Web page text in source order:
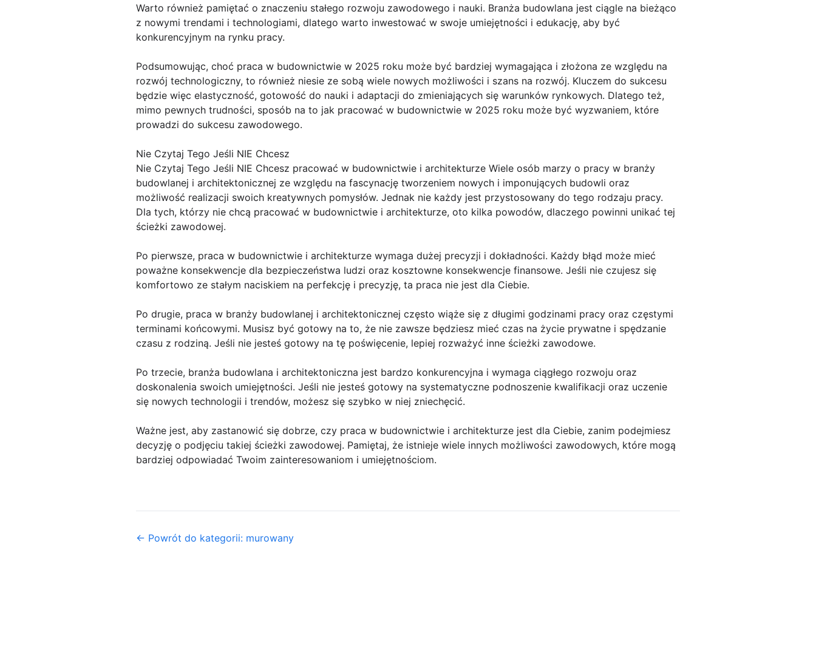
Warto również pamiętać o znaczeniu stałego rozwoju zawodowego i nauki. Branża budowlana jest ciągle na bieżąco
z nowymi trendami i technologiami, dlatego warto inwestować w swoje umiejętności i edukację, aby być
konkurencyjnym na rynku pracy.
Podsumowując, choć praca w budownictwie w 2025 roku może być bardziej wymagająca i złożona ze względu na
rozwój technologiczny, to również niesie ze sobą wiele nowych możliwości i szans na rozwój. Kluczem do sukcesu
będzie więc elastyczność, gotowość do nauki i adaptacji do zmieniających się warunków rynkowych. Dlatego też,
mimo pewnych trudności, sposób na to jak pracować w budownictwie w 2025 roku może być wyzwaniem, które
prowadzi do sukcesu zawodowego.
Nie Czytaj Tego Jeśli NIE Chcesz
Nie Czytaj Tego Jeśli NIE Chcesz pracować w budownictwie i architekturze Wiele osób marzy o pracy w branży
budowlanej i architektonicznej ze względu na fascynację tworzeniem nowych i imponujących budowli oraz
możliwość realizacji swoich kreatywnych pomysłów. Jednak nie każdy jest przystosowany do tego rodzaju pracy.
Dla tych, którzy nie chcą pracować w budownictwie i architekturze, oto kilka powodów, dlaczego powinni unikać tej
ścieżki zawodowej.
Po pierwsze, praca w budownictwie i architekturze wymaga dużej precyzji i dokładności. Każdy błąd może mieć
poważne konsekwencje dla bezpieczeństwa ludzi oraz kosztowne konsekwencje finansowe. Jeśli nie czujesz się
komfortowo ze stałym naciskiem na perfekcję i precyzję, ta praca nie jest dla Ciebie.
Po drugie, praca w branży budowlanej i architektonicznej często wiąże się z długimi godzinami pracy oraz częstymi
terminami końcowymi. Musisz być gotowy na to, że nie zawsze będziesz mieć czas na życie prywatne i spędzanie
czasu z rodziną. Jeśli nie jesteś gotowy na tę poświęcenie, lepiej rozważyć inne ścieżki zawodowe.
Po trzecie, branża budowlana i architektoniczna jest bardzo konkurencyjna i wymaga ciągłego rozwoju oraz
doskonalenia swoich umiejętności. Jeśli nie jesteś gotowy na systematyczne podnoszenie kwalifikacji oraz uczenie
się nowych technologii i trendów, możesz się szybko w niej zniechęcić.
Ważne jest, aby zastanowić się dobrze, czy praca w budownictwie i architekturze jest dla Ciebie, zanim podejmiesz
decyzję o podjęciu takiej ścieżki zawodowej. Pamiętaj, że istnieje wiele innych możliwości zawodowych, które mogą
bardziej odpowiadać Twoim zainteresowaniom i umiejętnościom.
← Powrót do kategorii: murowany